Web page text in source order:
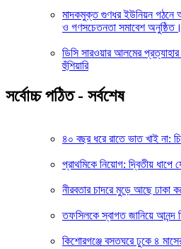
মাদকমুক্ত গুণধর ইউনিয়ন গঠনে
ও গণসচেতনতা সমাবেশ অনুষ্ঠিত।
ডিসি সারওয়ার আলমের
হুঁশিয়ারি
সর্বোচ্চ পঠিত - সর্বশেষ
৪০ বছর ধরে রাতে ভাত খাই না:
প্রাথমিকে নিয়োগ: দ্বিতীয় ধাপে
নীরবতার চাদরে মুড়ে আছে ঢাকা
তফসিলকে স্বাগত জানিয়ে আনন্দ
কিশোরগঞ্জে বসতঘরে ঢুকে ৪